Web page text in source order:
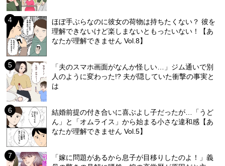
ほぼ手ぶらなのに彼女の荷物は持ちたくない？ 彼を
理解できないけど楽しまないともったいない！【あ
なたが理解できません Vol.8】
「夫のスマホ画面がなんか怪しい…」ジム通いで別
人のように変わった!? 夫が隠していた衝撃の事実と
は
結婚前提の付き合いに喜ぶよし子だったが…「うど
ん」と「オムライス」から始まる小さな違和感【あ
なたが理解できません Vol.5】
「嫁に問題があるから息子が目移りしたのよ！」義